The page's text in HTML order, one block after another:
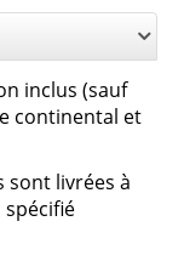
inclus (sauf
continental et
sont livrées à
spécifié